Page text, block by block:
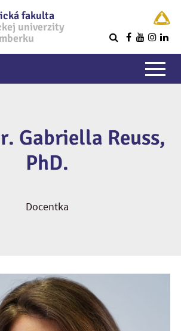
fakulta
univerzity
Gabriella Reuss,
PhD.
Docentka